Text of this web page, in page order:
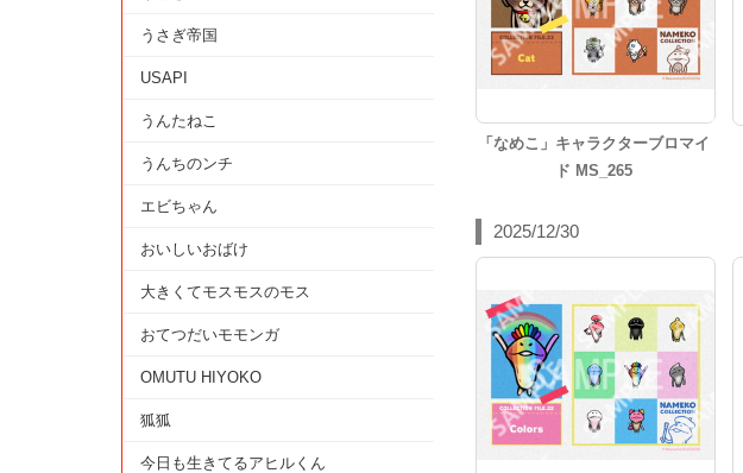
「なめこ」キャラクターブロマイ
ド MS_265
2025/12/30
うさぎ帝国
USAPI
うんたねこ
うんちのンチ
エビちゃん
おいしいおばけ
大きくてモスモスのモス
おてつだいモモンガ
OMUTU HIYOKO
狐狐
今日も生きてるアヒルくん